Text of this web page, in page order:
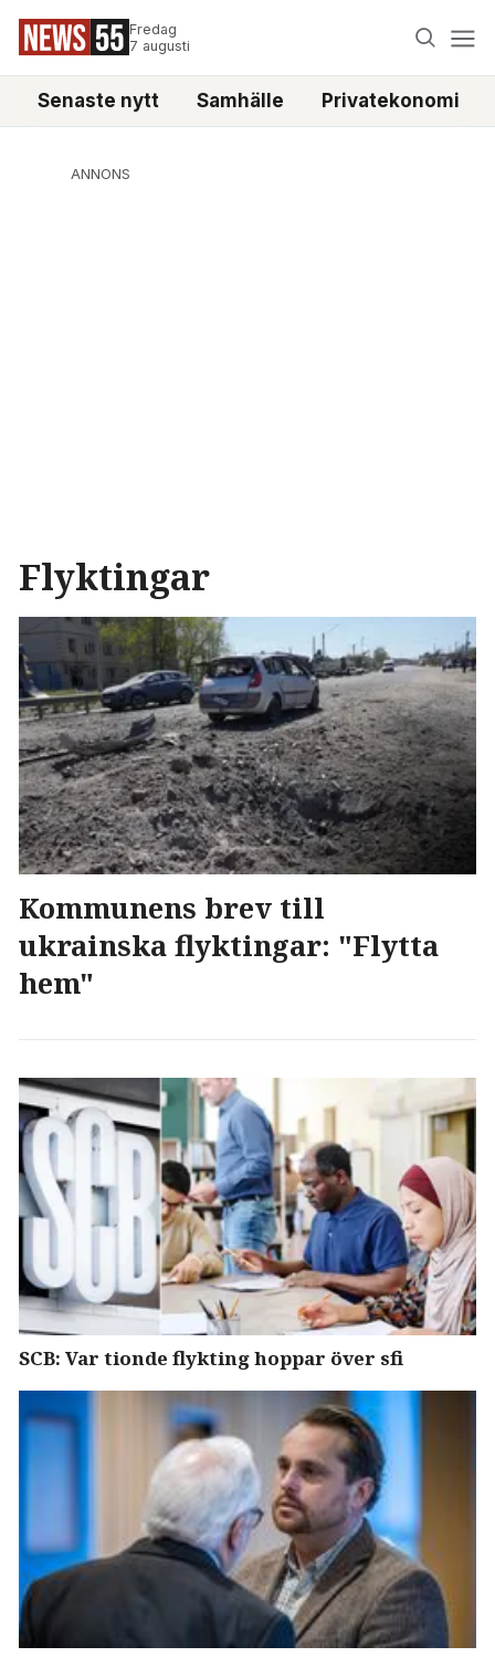
Fredag
7 augusti
Senaste nytt Samhälle Privatekonomi
ANNONS
Flyktingar
Kommunens brev till
ukrainska flyktingar: "Flytta
hem"
SCB: Var tionde flykting hoppar över sfi